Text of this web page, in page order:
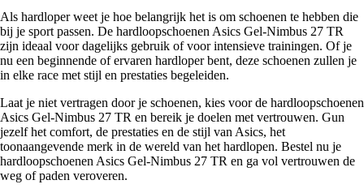
Als hardloper weet je hoe belangrijk het is om schoenen te hebben die
bij je sport passen. De hardloopschoenen Asics Gel-Nimbus 27 TR
zijn ideaal voor dagelijks gebruik of voor intensieve trainingen. Of je
nu een beginnende of ervaren hardloper bent, deze schoenen zullen je
in elke race met stijl en prestaties begeleiden.
Laat je niet vertragen door je schoenen, kies voor de hardloopschoenen
Asics Gel-Nimbus 27 TR en bereik je doelen met vertrouwen. Gun
jezelf het comfort, de prestaties en de stijl van Asics, het
toonaangevende merk in de wereld van het hardlopen. Bestel nu je
hardloopschoenen Asics Gel-Nimbus 27 TR en ga vol vertrouwen de
weg of paden veroveren.